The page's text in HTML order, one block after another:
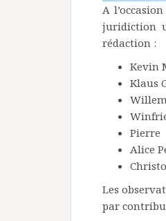
A
juridiction
rédaction :
Kevin
Klaus
Pierre
Alice
Les
par